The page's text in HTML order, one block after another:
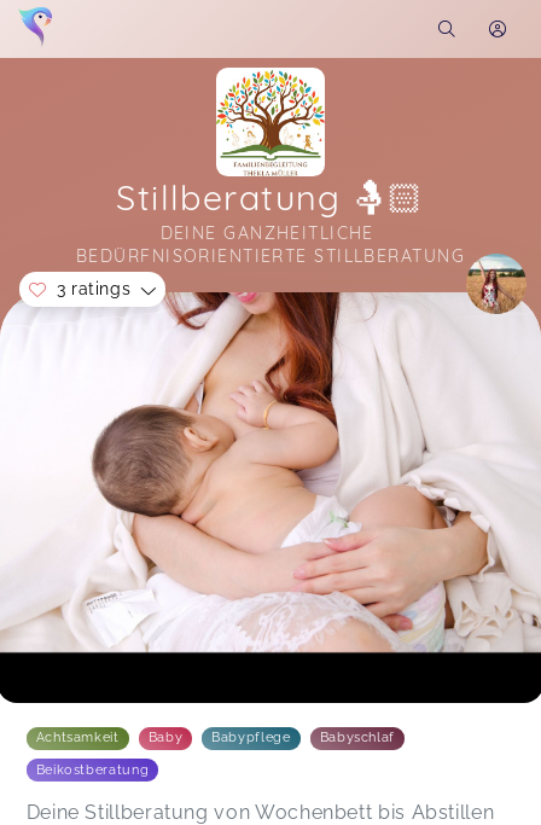
Stillberatung 🤱🏻
DEINE GANZHEITLICHE
BEDÜRFNISORIENTIERTE STILLBERATUNG
Soon you will learn more about me here...
3 ratings
Dank Thekla wurde mir bezüglich des Stillens
sehr der Druck genommen. Mit ihrer ruhigen,
gewissenhaften, liebevollen Art und vor allem mit
ihrem Wissen, konnte sie mir sehr helfen, so
dass, das Stillen mir und meinem Baby jetzt wie
von der Hand geht. Wo sie nicht helfen konnte,
hat sie mir gute Leute empfohlen, wo wir durch
Thekla schneller an einen Termin gekommen
sind. Ich bin begeistert und würde es allen
empfehlen, die Probleme haben. Weiter so!
Patrizia, Nov 19
Achtsamkeit Baby Babypflege Babyschlaf
Beikostberatung
Deine Stillberatung von Wochenbett bis Abstillen